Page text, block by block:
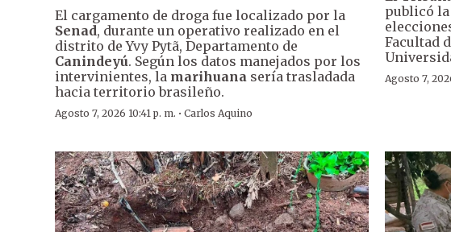
El cargamento de droga fue localizado por la
Senad, durante un operativo realizado en el
distrito de Yvy Pytã, Departamento de
Canindeyú. Según los datos manejados por los
intervinientes, la marihuana sería trasladada
hacia territorio brasileño.
Agosto 7, 2026 10:41 p. m. · Carlos Aquino
publicó
Facultad
Agosto 7,